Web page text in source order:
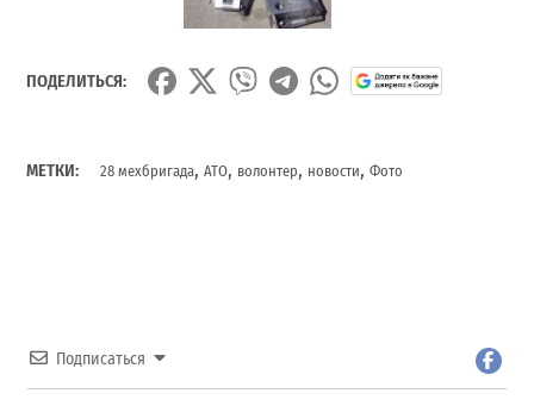
ПОДЕЛИТЬСЯ:
МЕТКИ: 28 мехбригада,АТО, волонтер, новости,Фото
Подписаться